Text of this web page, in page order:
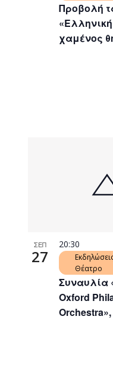
Προβολή
χαμένος
ΣΕΠ
27
Συναυλία
Oxford
Orchestra»,
20:30
Θέατρο